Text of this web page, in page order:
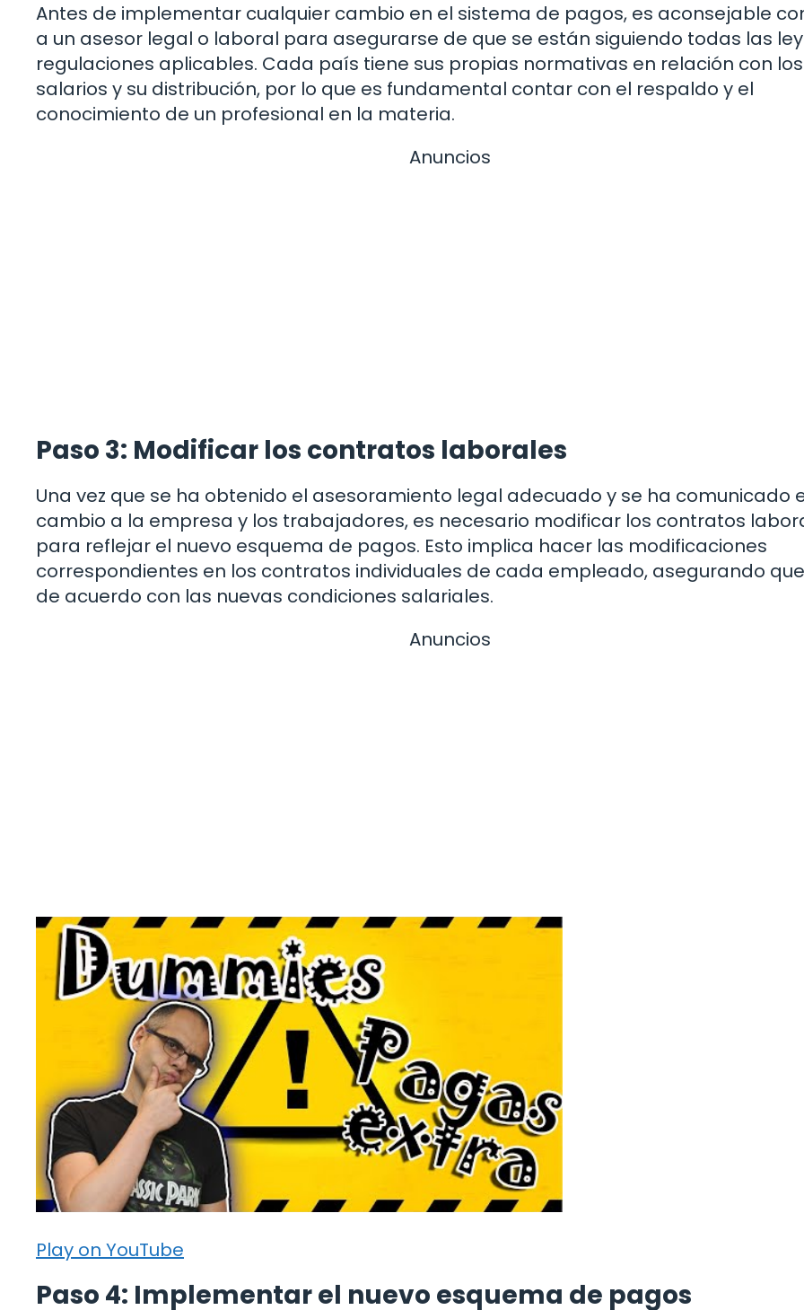
Antes de implementar cualquier cambio en el sistema de pagos, es aconsejable
a un asesor legal o laboral para asegurarse de que se están siguiendo todas las
regulaciones aplicables. Cada país tiene sus propias normativas en relación con los
salarios y su distribución, por lo que es fundamental contar con el respaldo y el
conocimiento de un profesional en la materia.
Anuncios
Paso 3: Modificar los contratos laborales
Una vez que se ha obtenido el asesoramiento legal adecuado y se ha comunicado
cambio a la empresa y los trabajadores, es necesario modificar los contratos
para reflejar el nuevo esquema de pagos. Esto implica hacer las modificaciones
correspondientes en los contratos individuales de cada empleado, asegurando
de acuerdo con las nuevas condiciones salariales.
Anuncios
Play on YouTube
Paso 4: Implementar el nuevo esquema de pagos